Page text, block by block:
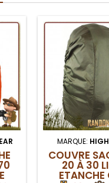
MARQUE:
COUVRE
20 À 30
ETANCHE